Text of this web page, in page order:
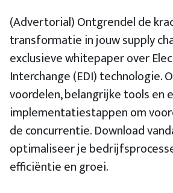
(Advertorial) Ontgrendel de
transformatie in jouw supply
exclusieve whitepaper over
Interchange (EDI) technologie.
voordelen, belangrijke tools en
implementatiestappen om
de concurrentie. Download
optimaliseer je
efficiëntie en groei.